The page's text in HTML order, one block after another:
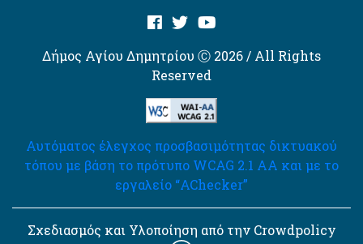
Δήμος Αγίου Δημητρίου Ⓒ 2026 / All Rights
Reserved
Αυτόματος έλεγχος προσβασιμότητας δικτυακού
τόπου με βάση το πρότυπο WCAG 2.1 AA και με το
εργαλείο “AChecker”
Σχεδιασμός και Υλοποίηση από την Crowdpolicy